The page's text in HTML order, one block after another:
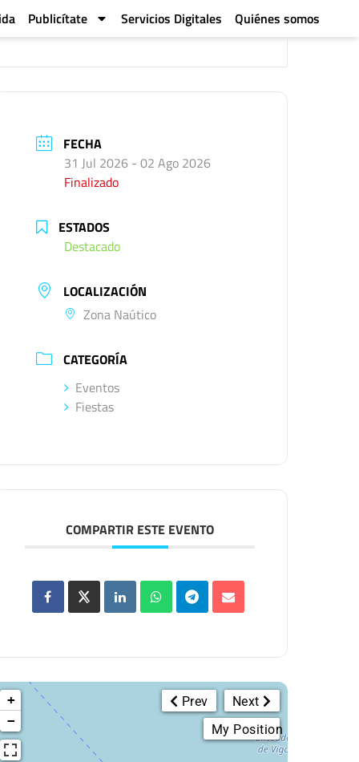
Publicítate Servicios Digitales Quiénes somos
FECHA
31 Jul 2026 - 02 Ago 2026
Finalizado
ESTADOS
Destacado
LOCALIZACIÓN
Zona Naútico
CATEGORÍA
Eventos
Fiestas
COMPARTIR ESTE EVENTO
Next
Prev
My Position
+
−